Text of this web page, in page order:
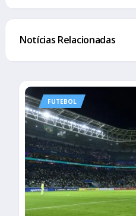
Notícias Relacionadas
FUTEBOL